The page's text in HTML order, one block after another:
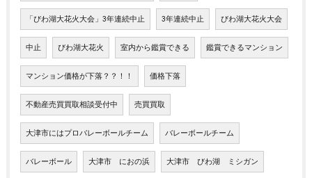
「びわ湖大花火大会」3年連続中止 3年連続中止 びわ湖大花火大会
中止 びわ湖大花火 室内から鑑賞できる 鑑賞できるマンション
マンション価格が下落？？！！ 価格下落
不動産売買買取相談受付中 売買買取
大津市にはプロバレーボールチーム バレーボールチーム
バレーボール 大津市 におの浜 大津市 びわ湖 ミシガン